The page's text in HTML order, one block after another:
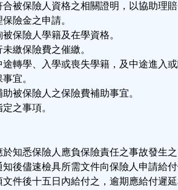
保險人資格之相關證明，以協助理
險金之申請。
保險人學籍及在學資格。
繳保險費之催繳。
轉學、入學或喪失學籍，及中途進入
宜。
被保險人之保險費補助事宜。
之事項。
知悉保險人應負保險責任之事故發生
後儘速檢具所需文件向保險人申請給
件後十五日內給付之，逾期應給付遲